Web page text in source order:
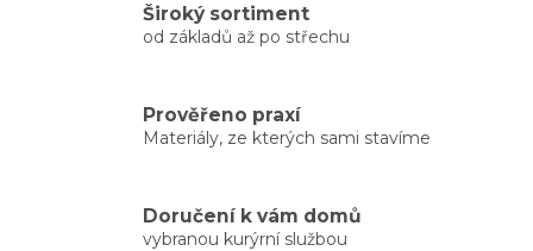
Široký sortiment
od základů až po střechu
Prověřeno praxí
Materiály, ze kterých sami stavíme
Doručení k vám domů
vybranou kurýrní službou